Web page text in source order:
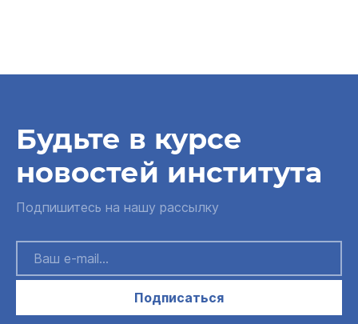
Будьте в курсе
новостей института
Подпишитесь на нашу рассылку
Подписаться